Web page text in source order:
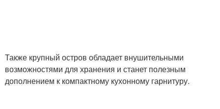
Также крупный остров обладает внушительными
возможностями для хранения и станет полезным
дополнением к компактному кухонному гарнитуру.